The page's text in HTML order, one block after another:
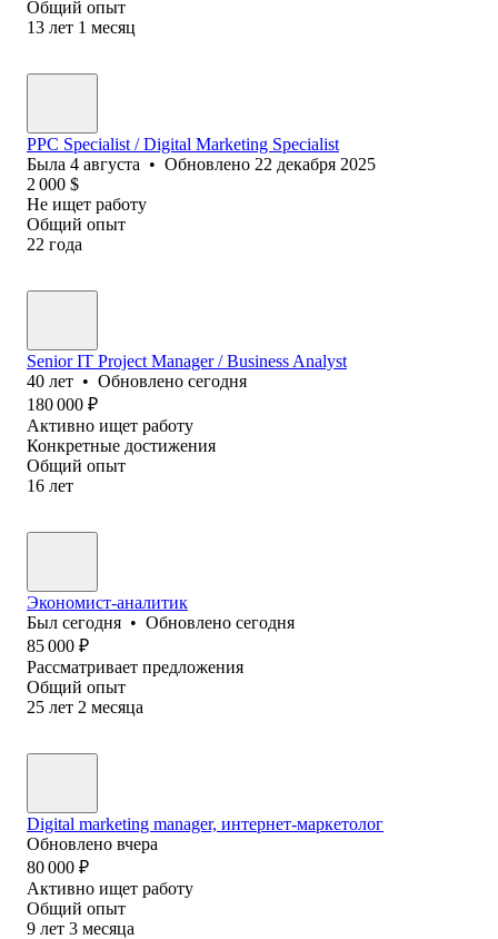
Общий опыт
13 лет 1 месяц
PPC Specialist / Digital Marketing Specialist
Была 4 августа • Обновлено 22 декабря 2025
2 000 $
Не ищет работу
Общий опыт
22 года
Senior IT Project Manager / Business Analyst
40 лет • Обновлено сегодня
180 000 ₽
Активно ищет работу
Конкретные достижения
Общий опыт
16 лет
Экономист-аналитик
Был сегодня • Обновлено сегодня
85 000 ₽
Рассматривает предложения
Общий опыт
25 лет 2 месяца
Digital marketing manager, интернет-маркетолог
Обновлено вчера
80 000 ₽
Активно ищет работу
Общий опыт
9 лет 3 месяца